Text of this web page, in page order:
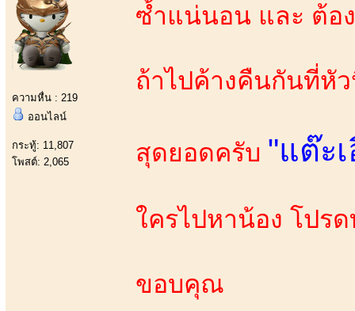
ความหื่น : 219
ออนไลน์
กระทู้: 11,807
โพสต์: 2,065
ซ้ำแน่นอน และ ต้อ
ถ้าไปค้างคืนกันที่หั
สุดยอดครับ "แต๊ะ
ใครไปหาน้อง โปร
ขอบคุณ